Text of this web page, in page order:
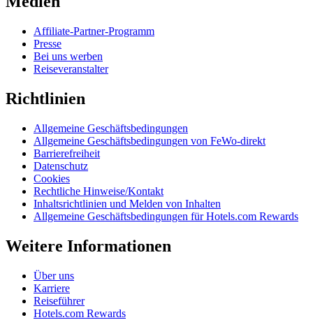
Affiliate-Partner-Programm
Presse
Bei uns werben
Reiseveranstalter
Richtlinien
Allgemeine Geschäftsbedingungen
Allgemeine Geschäftsbedingungen von FeWo-direkt
Barrierefreiheit
Datenschutz
Cookies
Rechtliche Hinweise/Kontakt
Inhaltsrichtlinien und Melden von Inhalten
Allgemeine Geschäftsbedingungen für Hotels.com Rewards
Weitere Informationen
Über uns
Karriere
Reiseführer
Hotels.com Rewards